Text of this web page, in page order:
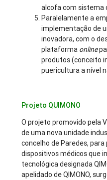
alcofa com sistema
Paralelamente a
implementação de
inovadora, com o
plataforma online
produtos (conceito
puericultura a nível
Projeto QUIMONO
O projeto promovido pela
de uma nova unidade
concelho de Paredes,
dispositivos médicos que
tecnológica designada
apelidado de QIMONO,